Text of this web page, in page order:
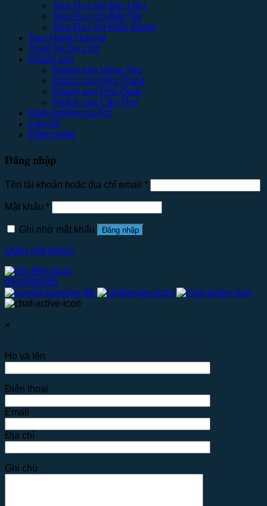
Tour Du Lịch Bạc Liêu
Tour Du Lịch Bến Tre
Tour Du Lịch Kiên Giang
Tour Hành Hương
Thuê Xe Du Lịch
Khách sạn
Khách sạn Vũng Tàu
Khách sạn Nha Trang
Khách sạn Phú Quốc
Khách sạn Cần Thơ
Kinh nghiệm du lịch
Liên hệ
Đăng nhập
Đăng nhập
Tên tài khoản hoặc địa chỉ email *
Mật khẩu *
Ghi nhớ mật khẩu Đăng nhập
Quên mật khẩu?
0914000065
×
Họ và tên
Điện thoại
Email
Địa chỉ
Ghi chú